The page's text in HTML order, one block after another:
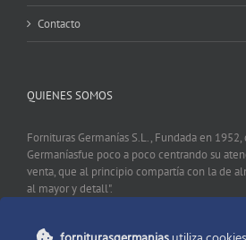
Contacto
QUIENES SOMOS
Fornituras Germanías S.L., Fundada en
Germaníasfue poco a poco centrando su
venta, que al principio compartía con la de
al mayor y detall".